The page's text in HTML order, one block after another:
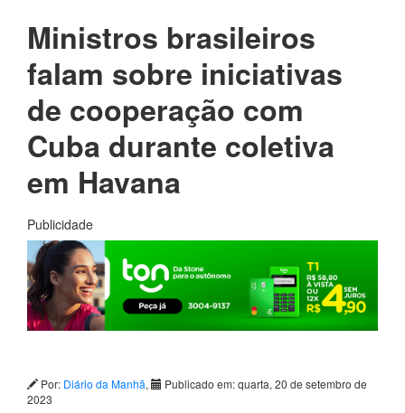
Ministros brasileiros
falam sobre iniciativas
de cooperação com
Cuba durante coletiva
em Havana
Publicidade
Por: Diário da Manhã,
Publicado em: quarta, 20 de setembro de
2023